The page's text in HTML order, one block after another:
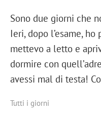
Sono due giorni che
Ieri, dopo l’esame,
mettevo a letto e
dormire con
avessi mal di testa!
Tutti i giorni